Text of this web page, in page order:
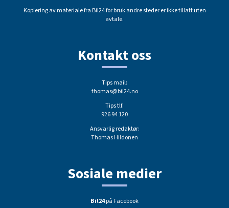
Kopiering av materiale fra Bil24 for bruk andre steder er ikke tillatt uten
avtale.
Kontakt oss
Tips mail:
thomas@bil24.no
Tips tlf:
926 94 120
Ansvarlig redaktør:
Thomas Hildonen
Sosiale medier
Bil24på Facebook